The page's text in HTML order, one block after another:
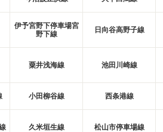
伊予宮野下停車場宮
野下線
日向谷高野子線
粟井浅海線 池田川崎線
小田柳谷線 西条港線
久米垣生線 松山市停車場線